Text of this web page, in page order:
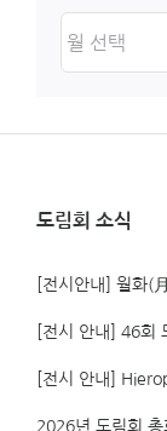
관
도림회 소식
[전시안내] 월화(
[전시 안내] 46회
[전시 안내]
2026년 도림회 총